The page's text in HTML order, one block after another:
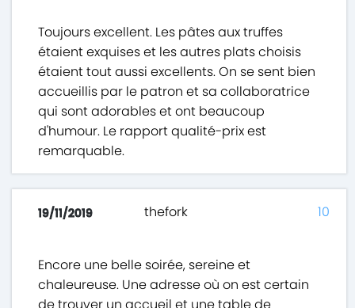
Toujours excellent. Les pâtes aux truffes
étaient exquises et les autres plats choisis
étaient tout aussi excellents. On se sent bien
accueillis par le patron et sa collaboratrice
qui sont adorables et ont beaucoup
d'humour. Le rapport qualité-prix est
remarquable.
19/11/2019 thefork
Encore une belle soirée, sereine et
chaleureuse. Une adresse où on est certain
10